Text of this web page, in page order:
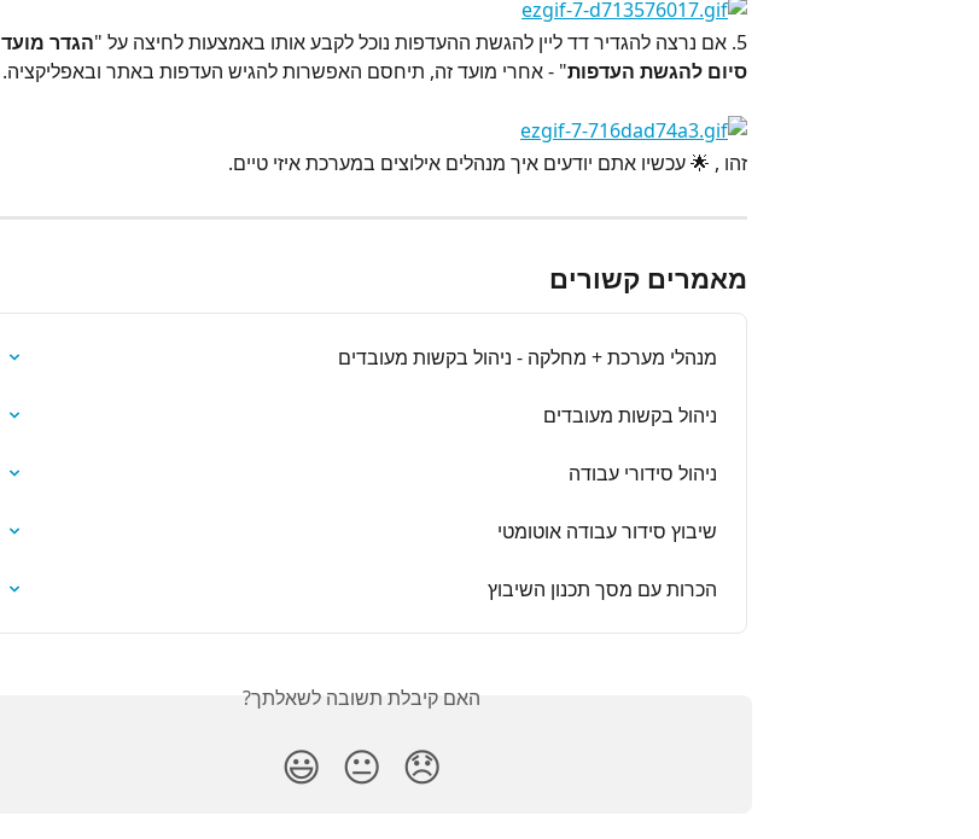
5. אם נרצה להגדיר דד ליין להגשת ההעדפות נוכל לקבע אותו באמצעות לחיצה על "
הגדר מועד
סיום להגשת העדפות" - אחרי מועד זה, תיחסם האפשרות להגיש העדפות באתר ובאפליקציה.
זהו , 🌟 עכשיו אתם יודעים איך מנהלים אילוצים במערכת איזי טיים.
מאמרים קשורים
מנהלי מערכת + מחלקה - ניהול בקשות מעובדים
ניהול בקשות מעובדים
ניהול סידורי עבודה
שיבוץ סידור עבודה אוטומטי
הכרות עם מסך תכנון השיבוץ
האם קיבלת תשובה לשאלתך?
😞
😐
😃